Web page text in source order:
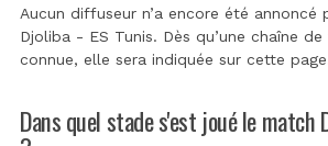
Aucun diffuseur n’a encore été annoncé
Djoliba - ES Tunis. Dès qu’une chaîne
connue, elle sera indiquée sur cette
Dans quel stade s'est joué le match